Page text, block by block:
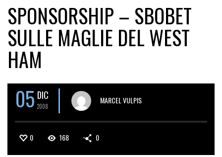
SPONSORSHIP – SBOBET
SULLE MAGLIE DEL WEST
HAM
05 DIC
2008
MARCEL VULPIS
0 168 0